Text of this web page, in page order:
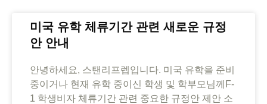
미국 유학 체류기간 관련 새로운 규정
안 안내
안녕하세요, 스탠리프렙입니다. 미국 유학을 준비
중이거나 현재 유학 중이신 학생 및 학부모님께F-
1 학생비자 체류기간 관련 중요한 규정안 제안 소